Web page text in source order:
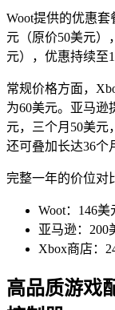
Woot提供的优惠套
元（原价50美元）
元），优惠持续至
常规价格方面，
为60美元。亚马逊
元，三个月50美元
还可叠加长达36个
完整一年的价位对
Woot：146美
亚马逊：200
Xbox商店：
高品质游戏